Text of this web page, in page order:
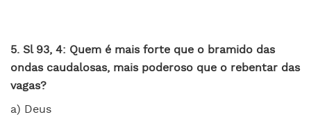
5. Sl 93, 4: Quem é mais forte que o bramido das
ondas caudalosas, mais poderoso que o rebentar das
vagas?
a) Deus